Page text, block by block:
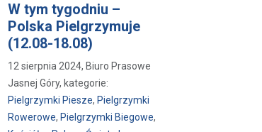
W tym tygodniu –
Polska Pielgrzymuje
(12.08-18.08)
12 sierpnia 2024, Biuro Prasowe
Jasnej Góry, kategorie:
Pielgrzymki Piesze, Pielgrzymki
Rowerowe, Pielgrzymki Biegowe,